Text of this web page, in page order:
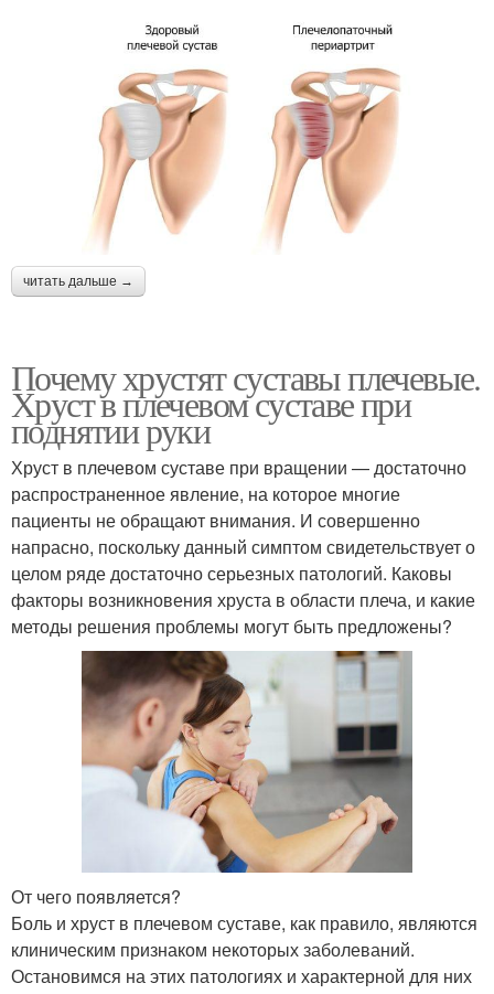
читать дальше →
Почему хрустят суставы плечевые.
Хруст в плечевом суставе при
поднятии руки
Хруст в плечевом суставе при вращении — достаточно
распространенное явление, на которое многие
пациенты не обращают внимания. И совершенно
напрасно, поскольку данный симптом свидетельствует о
целом ряде достаточно серьезных патологий. Каковы
факторы возникновения хруста в области плеча, и какие
методы решения проблемы могут быть предложены?
От чего появляется?
Боль и хруст в плечевом суставе, как правило, являются
клиническим признаком некоторых заболеваний.
Остановимся на этих патологиях и характерной для них